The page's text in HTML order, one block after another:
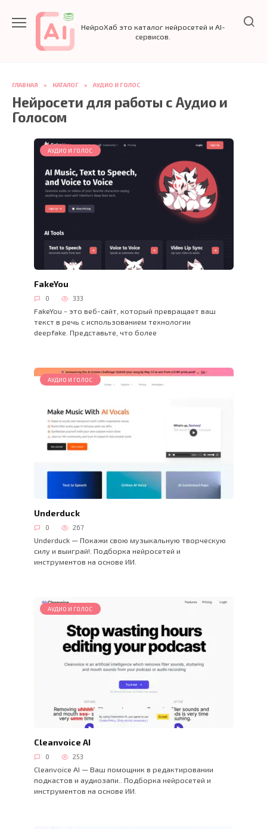
содержанию
НейроХаб это каталог нейросетей и AI-
сервисов.
ГЛАВНАЯ » КАТАЛОГ » АУДИО И ГОЛОС
Нейросети для работы с Аудио и
Голосом
АУДИО И ГОЛОС
FakeYou
0 333
FakeYou - это веб-сайт, который превращает ваш
текст в речь с использованием технологии
deepfake. Представьте, что более
АУДИО И ГОЛОС
Underduck
0 267
Underduck — Покажи свою музыкальную творческую
силу и выиграй!. Подборка нейросетей и
инструментов на основе ИИ.
АУДИО И ГОЛОС
Cleanvoice AI
0 253
Cleanvoice AI — Ваш помощник в редактировании
подкастов и аудиозапи.. Подборка нейросетей и
инструментов на основе ИИ.